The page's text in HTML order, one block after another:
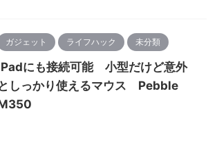
ガジェット ライフハック 未分類
にも接続可能 小型だけど意外
としっかり使えるマウス Pebble